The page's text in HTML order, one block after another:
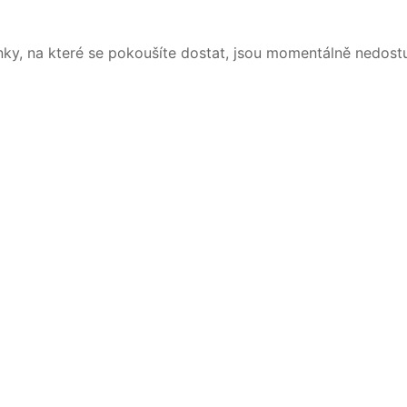
na které se pokoušíte dostat, jsou momentálně